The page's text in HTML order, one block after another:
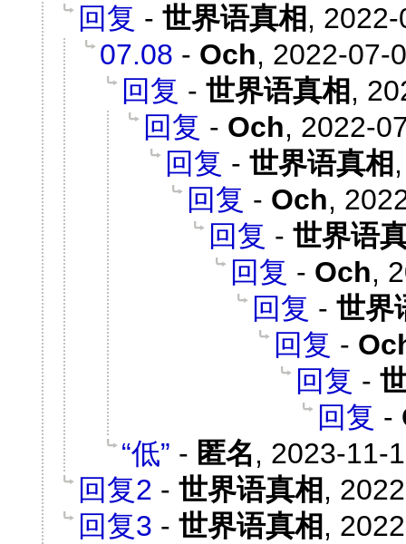
回复 - 世界语真相 ,
07.08 - Och, 2022-07-
回复 - 世界语真相 ,
回复 - Och, 2022-
回复 - 世界语真相
回复 - Och,
回复 - 世界语
回复 - Och,
回复 - 世界
回复 -
回复 -
回复 -
“低” - 匿名, 2023-11-
回复2 - 世界语真相 ,
回复3 - 世界语真相 ,